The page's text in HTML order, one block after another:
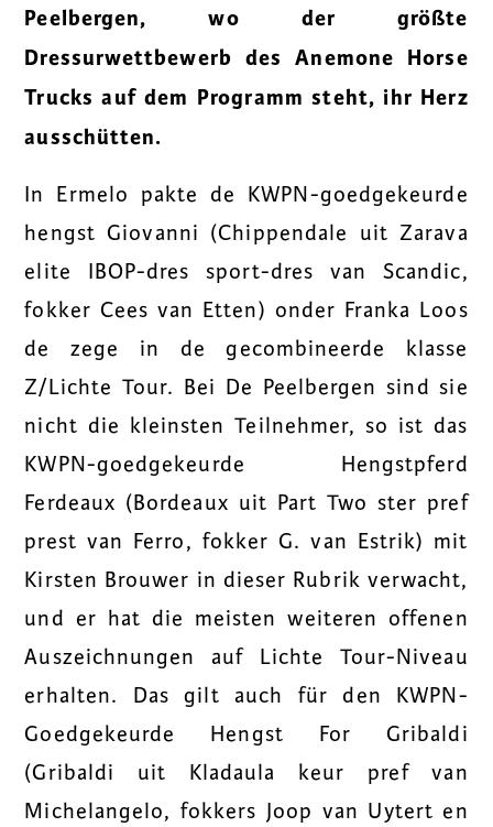
Peelbergen, wo der größte
Dressurwettbewerb des Anemone Horse
Trucks auf dem Programm steht, ihr Herz
ausschütten.
In Ermelo pakte de KWPN-goedgekeurde
hengst Giovanni (Chippendale uit Zarava
elite IBOP-dres sport-dres van Scandic,
fokker Cees van Etten) onder Franka Loos
de zege in de gecombineerde klasse
Z/Lichte Tour. Bei De Peelbergen sind sie
nicht die kleinsten Teilnehmer, so ist das
KWPN-goedgekeurde Hengstpferd
Ferdeaux (Bordeaux uit Part Two ster pref
prest van Ferro, fokker G. van Estrik) mit
Kirsten Brouwer in dieser Rubrik verwacht,
und er hat die meisten weiteren offenen
Auszeichnungen auf Lichte Tour-Niveau
erhalten. Das gilt auch für den KWPN-
Goedgekeurde Hengst For Gribaldi
(Gribaldi uit Kladaula keur pref van
Michelangelo, fokkers Joop van Uytert en